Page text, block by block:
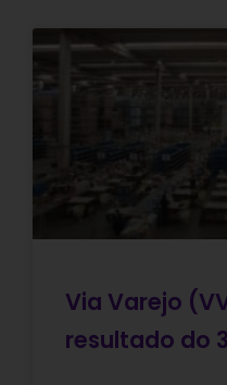
Via Varejo
resultado do